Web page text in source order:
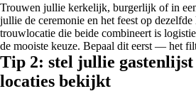
Trouwen jullie kerkelijk, burgerlijk of in
jullie de ceremonie en het feest op
trouwlocatie die beide combineert is
de mooiste keuze. Bepaal dit eerst — het
Tip 2: stel jullie
locaties bekijkt